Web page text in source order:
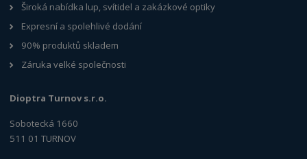
Široká nabídka lup, svítidel a zakázkové optiky
Expresní a spolehlivé dodání
90% produktů skladem
Záruka velké společnosti
Dioptra Turnov s.r.o.
Sobotecká 1660
511 01 TURNOV